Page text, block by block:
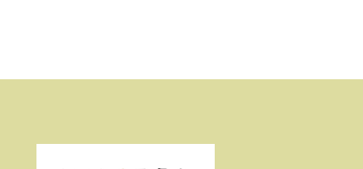
Možnosti
na